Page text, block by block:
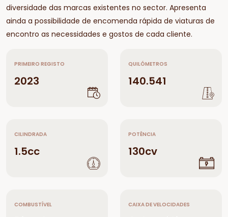
diversidade das marcas existentes no sector. Apresenta
ainda a possibilidade de encomenda rápida de viaturas de
encontro as necessidades e gostos de cada cliente.
PRIMEIRO REGISTO
2023
QUILÓMETROS
140.541
CILINDRADA
1.5cc
POTÊNCIA
130cv
COMBUSTÍVEL CAIXA DE VELOCIDADES